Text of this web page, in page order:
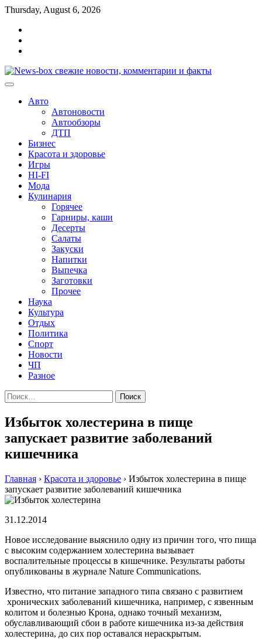
Перейти
содержимому
Thursday, August 6, 2026
Авто
Автоновости
Автообзоры
ДТП
Бизнес
Красота и здоровье
Игры
HI-FI
Мода
Кулинария
Горячее
Гарниры, каши
Десерты
Салаты
Закуски
Напитки
Выпечка
Заготовки
Прочее
Наука
Культура
Отдых
Политика
Спорт
Новости
ЧП
Разное
Найти:
Избыток холестерина в пище
запускает развитие заболеваний
кишечника
Главная › Красота и здоровье › Избыток холестерина в пище
запускает развитие заболеваний кишечника
31.12.2014
Новое исследование выяснило одну из причин того, что пища
с высоким содержанием холестерина вызывает
воспалительные процессы в кишечнике. Результаты работы
опубликованы в журнале Nature Communications.
Известно, что питание западного типа связано с развитием
хронических заболеваний кишечника, например, с язвенным
колитом и болезнью Крона, однако точный механизм,
обуславливающий сбои в работе кишечника из-за действия
холестерина, до сих пор оставался нераскрытым.